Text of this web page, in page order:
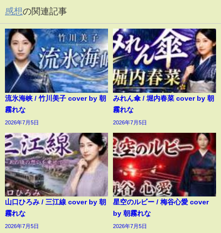
感想の関連記事
流氷海峡 / 竹川美子 cover by 朝
霧れな
2026年7月5日
みれん傘 / 堀内春菜 cover by 朝
霧れな
2026年7月5日
山口ひろみ / 三江線 cover by 朝
霧れな
2026年7月5日
星空のルビー / 梅谷心愛 cover
by 朝霧れな
2026年7月5日